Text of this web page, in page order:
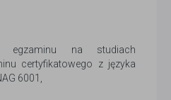
egzaminu na studiach
certyfikatowego z języka
6001,